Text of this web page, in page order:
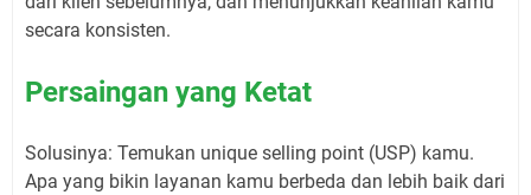
secara konsisten.
Persaingan yang Ketat
Solusinya: Temukan unique selling point (USP) kamu.
Apa yang bikin layanan kamu berbeda dan lebih baik dari